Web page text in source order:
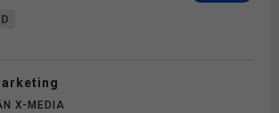
X-MEDIA